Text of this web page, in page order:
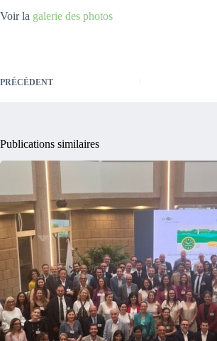
Voir la galerie des photos
PRÉCÉDENT
Publications similaires